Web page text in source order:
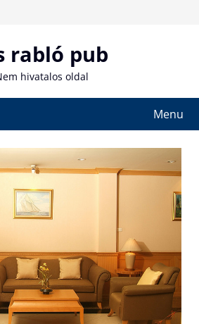
rabló pub
hivatalos oldal
Menu